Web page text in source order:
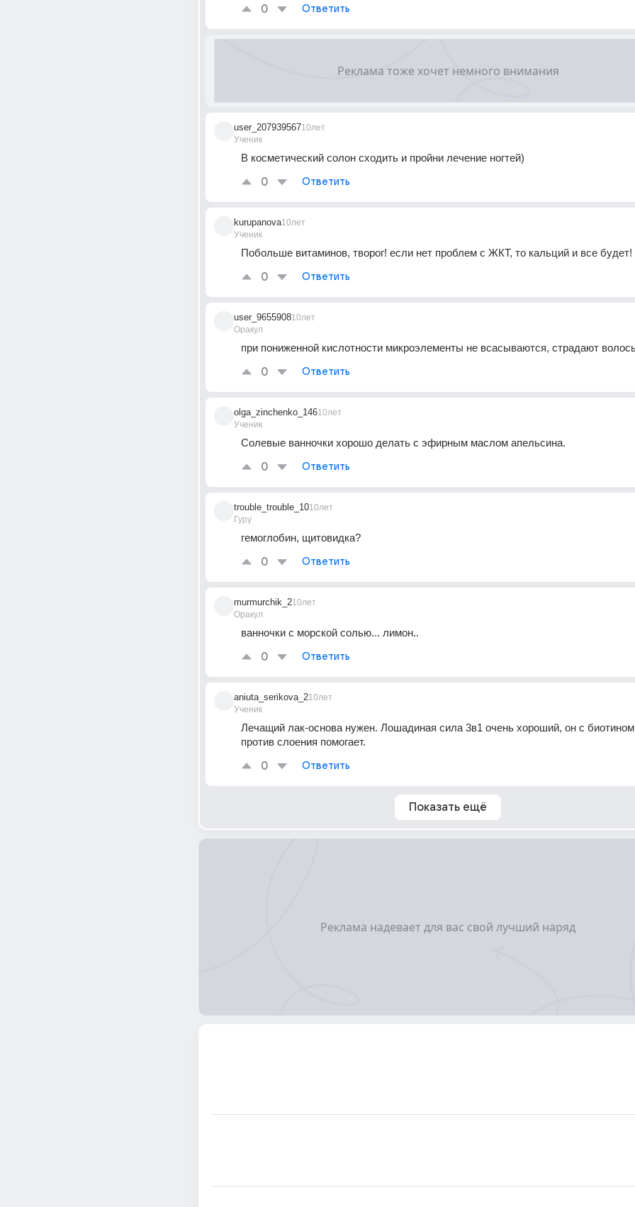
0 Ответить
user_207939567
Ученик
10лет
В косметический солон сходить и пройни лечение ногтей)
0 Ответить
kurupanova
Ученик
10лет
Побольше витаминов, творог! если нет проблем с ЖКТ, то кальций и все будет!
0 Ответить
user_9655908
Оракул
10лет
при пониженной кислотности микроэлементы не всасываются, страдают
0 Ответить
olga_zinchenko_146
Ученик
10лет
Солевые ванночки хорошо делать с эфирным маслом апельсина.
0 Ответить
trouble_trouble_10
Гуру
10лет
гемоглобин, щитовидка?
0 Ответить
murmurchik_2
Оракул
10лет
ванночки с морской солью... лимон..
0 Ответить
aniuta_serikova_2
Ученик
10лет
Лечащий лак-основа нужен. Лошадиная сила 3в1 очень хороший, он с
против слоения помогает.
0 Ответить
Показать ещё